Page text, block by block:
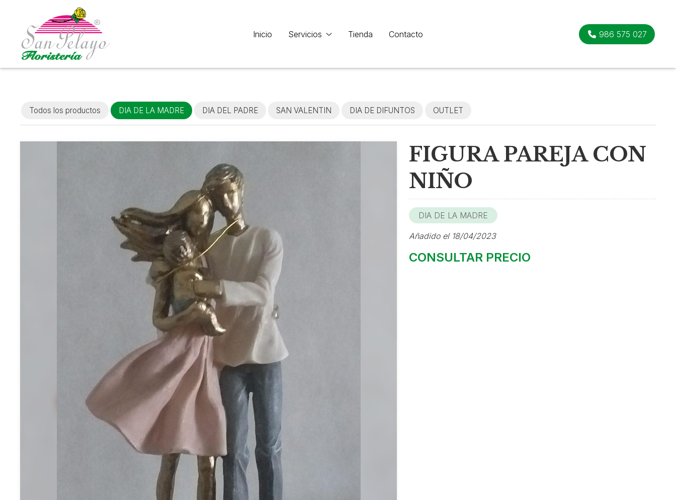
Inicio Servicios Tienda Contacto 986 575 027
Todos los productos DIA DE LA MADRE DIA DEL PADRE SAN VALENTIN DIA DE DIFUNTOS OUTLET
FIGURA PAREJA CON
NIÑO
DIA DE LA MADRE
Añadido el 18/04/2023
CONSULTAR PRECIO